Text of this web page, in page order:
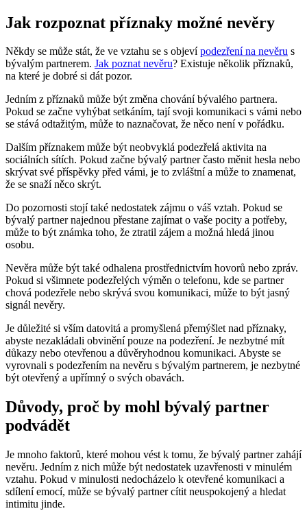
Jak rozpoznat příznaky možné nevěry
Někdy se může stát, že ve vztahu se s objevípodezření na nevěru s
bývalým partnerem. Jak poznat nevěru? Existuje několik příznaků,
na které je dobré si dát pozor.
Jedním z příznaků může být změna chování bývalého partnera.
Pokud se začne vyhýbat setkáním, tají svoji komunikaci s vámi nebo
se stává odtažitým, může to naznačovat, že něco není v pořádku.
Dalším příznakem může být neobvyklá podezřelá aktivita na
sociálních sítích. Pokud začne bývalý partner často měnit hesla nebo
skrývat své příspěvky před vámi, je to zvláštní a může to znamenat,
že se snaží něco skrýt.
Do pozornosti stojí také nedostatek zájmu o váš vztah. Pokud se
bývalý partner najednou přestane zajímat o vaše pocity a potřeby,
může to být známka toho, že ztratil zájem a možná hledá jinou
osobu.
Nevěra může být také odhalena prostřednictvím hovorů nebo zpráv.
Pokud si všimnete podezřelých výměn o telefonu, kde se partner
chová podezřele nebo skrývá svou komunikaci, může to být jasný
signál nevěry.
Je důležité si vším datovitá a promyšlená přemýšlet nad příznaky,
abyste nezakládali obvinění pouze na podezření. Je nezbytné mít
důkazy nebo otevřenou a důvěryhodnou komunikaci. Abyste se
vyrovnali s podezřením na nevěru s bývalým partnerem, je nezbytné
být otevřený a upřímný o svých obavách.
Důvody, proč by mohl bývalý partner
podvádět
Je mnoho faktorů, které mohou vést k tomu, že bývalý partner zahájí
nevěru. Jedním z nich může být nedostatek uzavřenosti v minulém
vztahu. Pokud v minulosti nedocházelo k otevřené komunikaci a
sdílení emocí, může se bývalý partner cítit neuspokojený a hledat
intimitu jinde.